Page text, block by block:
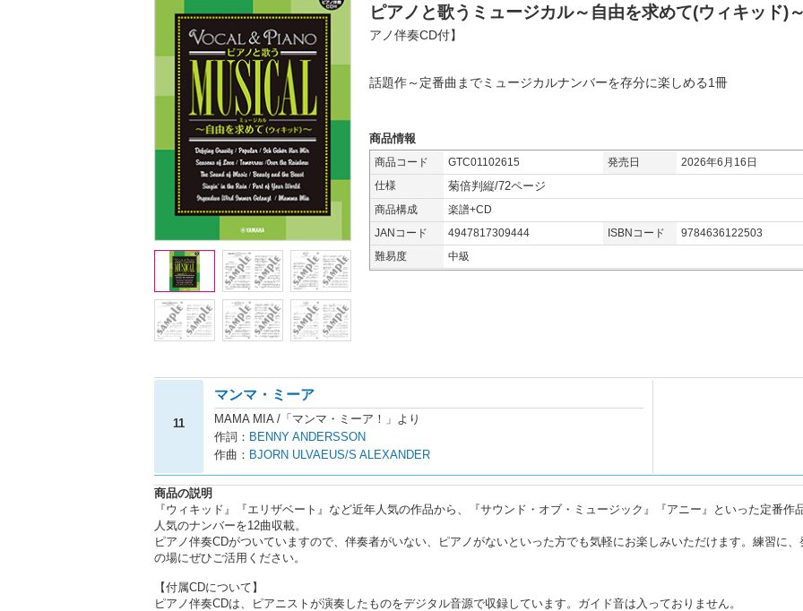
ピアノと歌うミュージカル～自由を求めて(ウィキッド)～
アノ伴奏CD付】
話題作～定番曲までミュージカルナンバーを存分に楽しめる1冊
商品情報
商品コード GTC01102615 発売日
2026年6月16日
仕様
菊倍判縦/72ページ
商品構成
楽譜+CD
JANコード
4947817309444 ISBNコード
9784636122503
難易度
中級
11
マンマ・ミーア
MAMA MIA /「マンマ・ミーア！」より
作詞： BENNY ANDERSSON
作曲： BJORN ULVAEUS/S ALEXANDER
商品の説明
『ウィキッド』『エリザベート』など近年人気の作品から、『サウンド・オブ・ミュージック』『アニー』といった定番作
人気のナンバーを12曲収載。
ピアノ伴奏CDがついていますので、伴奏者がいない、ピアノがないといった方でも気軽にお楽しみいただけます。練習に、
の場にぜひご活用ください。
【付属CDについて】
ピアノ伴奏CDは、ピアニストが演奏したものをデジタル音源で収録しています。ガイド音は入っておりません。